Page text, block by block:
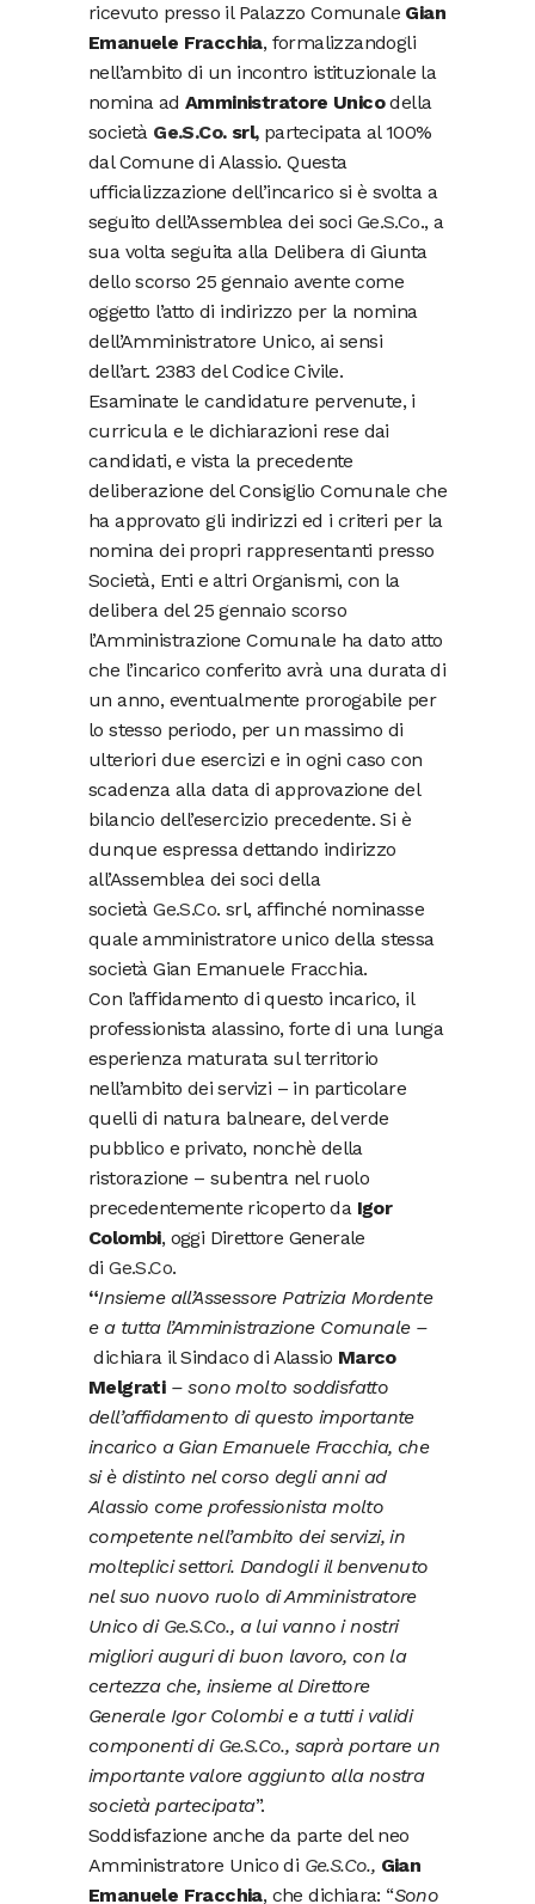
ricevuto presso il Palazzo Comunale Gian
Emanuele Fracchia, formalizzandogli
nell’ambito di un incontro istituzionale la
nomina adAmministratore Unicodella
società Ge.S.Co. srl,partecipata al 100%
dal Comune di Alassio. Questa
ufficializzazione dell’incarico si è svolta a
seguito dell’Assemblea dei soci Ge.S.Co., a
sua volta seguita alla Delibera di Giunta
dello scorso 25 gennaio avente come
oggetto l’atto di indirizzo per la nomina
dell’Amministratore Unico, ai sensi
dell’art. 2383 del Codice Civile.
Esaminate le candidature pervenute, i
curricula e le dichiarazioni rese dai
candidati, e vista la precedente
deliberazione del Consiglio Comunale che
ha approvato gli indirizzi ed i criteri per la
nomina dei propri rappresentanti presso
Società, Enti e altri Organismi, con la
delibera del 25 gennaio scorso
l’Amministrazione Comunale ha dato atto
che l’incarico conferito avrà una durata di
un anno, eventualmente prorogabile per
lo stesso periodo, per un massimo di
ulteriori due esercizi e in ogni caso con
scadenza alla data di approvazione del
bilancio dell’esercizio precedente. Si è
dunque espressa dettando indirizzo
all’Assemblea dei soci della
societàGe.S.Co. srl, affinché nominasse
quale amministratore unico della stessa
società Gian Emanuele Fracchia.
Con l’affidamento di questo incarico, il
professionista alassino, forte di una lunga
esperienza maturata sul territorio
nell’ambito dei servizi – in particolare
quelli di natura balneare, del verde
pubblico e privato, nonchè della
ristorazione – subentra nel ruolo
precedentemente ricoperto da Igor
Colombi, oggi Direttore Generale
diGe.S.Co.
“Insieme all’Assessore Patrizia Mordente
e a tutta l’Amministrazione Comunale –
dichiara il Sindaco di Alassio Marco
Melgrati– sono molto soddisfatto
dell’affidamento di questo importante
incarico a Gian Emanuele Fracchia, che
si è distinto nel corso degli anni ad
Alassio come professionista molto
competente nell’ambito dei servizi, in
molteplici settori. Dandogli il benvenuto
nel suo nuovo ruolo di Amministratore
Unico di Ge.S.Co., a lui vanno i nostri
migliori auguri di buon lavoro, con la
certezza che, insieme al Direttore
Generale Igor Colombi e a tutti i validi
componenti di Ge.S.Co., saprà portare un
importante valore aggiunto alla nostra
società partecipata”.
Soddisfazione anche da parte del neo
Amministratore Unico di Ge.S.Co., Gian
Emanuele Fracchia, che dichiara: “Sono